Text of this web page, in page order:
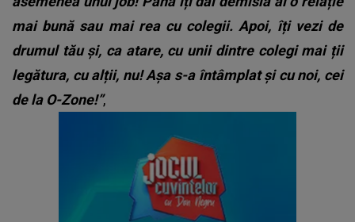
mai bună sau mai rea cu colegii. Apoi, îți vezi de
drumul tău și, ca atare, cu unii dintre colegi mai ții
legătura, cu alții, nu! Așa s-a întâmplat și cu noi, cei
de la O-Zone!”,